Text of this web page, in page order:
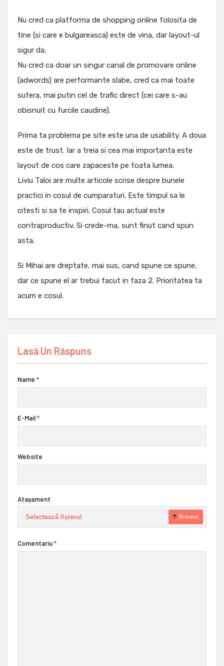
Nu cred ca platforma de shopping online folosita de
tine (si care e bulgareasca) este de vina, dar layout-ul
sigur da.
Nu cred ca doar un singur canal de promovare online
(adwords) are performante slabe, cred ca mai toate
sufera, mai putin cel de trafic direct (cei care s-au
obisnuit cu furcile caudine).
Prima ta problema pe site este una de usability. A doua
este de trust. Iar a treia si cea mai importanta este
layout de cos care zapaceste pe toata lumea.
Liviu Taloi are multe articole scrise despre bunele
practici in cosul de cumparaturi. Este timpul sa le
citesti si sa te inspiri. Cosul tau actual este
contraproductiv. Si crede-ma, sunt finut cand spun
asta.
Si Mihai are dreptate, mai sus, cand spune ce spune,
dar ce spune el ar trebui facut in faza 2. Prioritatea ta
acum e cosul.
Lasă Un Răspuns
Name *
E-Mail*
Website
Ataşament
Selectează fișierul Browse
Comentariu*